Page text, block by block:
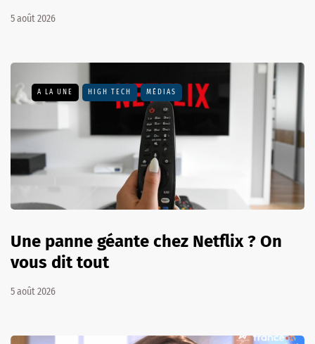
5 août 2026
A LA UNE HIGH TECH MÉDIAS
Une panne géante chez Netflix ? On
vous dit tout
5 août 2026